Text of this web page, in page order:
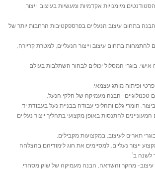
מיומנויות אקדמיות ומעשיות בעיצוב, ייצור,
בתחום עיצוב הנעליים בפרספקטיבות הרחבות יותר של
בתחום עיצוב וייצור הנעליים, למטרת קריירה,
בוגרי המסלול יכולים לבחור השתלבות בעולם
פרטי ופיתוח מותג עצמאי.
טכנולוגיים- הבנה מעמיקה של חלקי הנעל,
חומרי גלם ותהליכי עבודה בבניית נעל בעבודת יד.
להתנסות באופן מקצועי בתהליך ייצור נעליים
תארים לעיצוב, במקצועות מקבילים,
ייצור נעליים. למסיימים את חוג לימודיהם בהצלחה
ב’.
עיצוב- מחקר והשראה, הבנה מעמיקה של שוק מסחרי,